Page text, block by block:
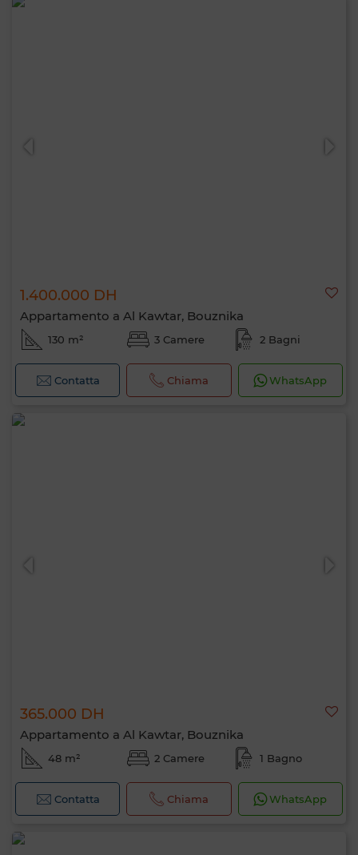
1.400.000 DH
Appartamento a Al Kawtar, Bouznika
130 m² 3 Camere 2 Bagni
Contatta Chiama WhatsApp
365.000 DH
Appartamento a Al Kawtar, Bouznika
48 m² 2 Camere 1 Bagno
Contatta Chiama WhatsApp